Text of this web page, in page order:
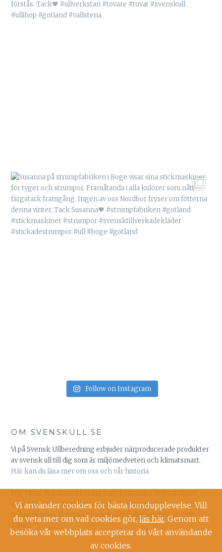
Follow on Instagram
OM SVENSKULL.SE
Vi på Svensk Ullberedning erbjuder närproducerade produkter
av svensk ull till dig som är miljömedveten och klimatsmart.
Här kan du läsa mer om oss och vår historia.
mm:KöpvillkorKontakt: Svenskull -Ruggugglan
Industrivägen 34 931 44 Skellefteå info@svenskull.se 0910-
37002
Vi använder cookies för bästa kundupplevelse. Vill
du veta mer om vad cookies gör, läs här. Genom att
besöka vår webbplats accepterar du vårt användande
av cookies.